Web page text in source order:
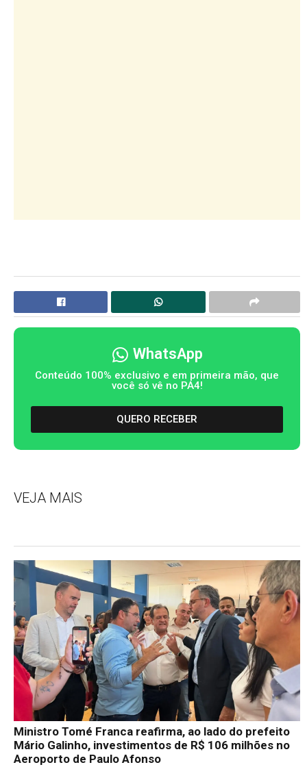
WhatsApp
Conteúdo 100% exclusivo e em primeira mão, que
você só vê no PA4!
QUERO RECEBER
VEJA MAIS
Ministro Tomé Franca reafirma, ao lado do prefeito
Mário Galinho, investimentos de R$ 106 milhões no
Aeroporto de Paulo Afonso